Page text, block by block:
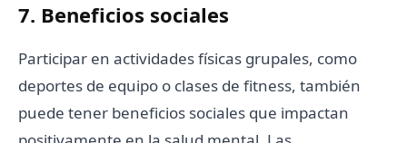
7. Beneficios sociales
Participar en actividades físicas grupales, como
deportes de equipo o clases de fitness, también
puede tener beneficios sociales que impactan